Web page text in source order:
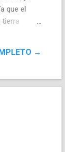
que el
tierra
los
→